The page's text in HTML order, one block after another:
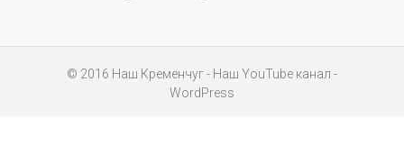
© 2016 Наш Кременчуг- Наш YouTube канал -
WordPress